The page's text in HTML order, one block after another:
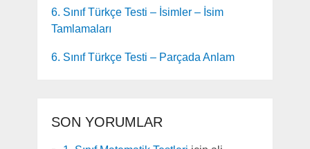
6. Sınıf Türkçe Testi – İsimler – İsim
Tamlamaları
6. Sınıf Türkçe Testi – Parçada Anlam
SON YORUMLAR